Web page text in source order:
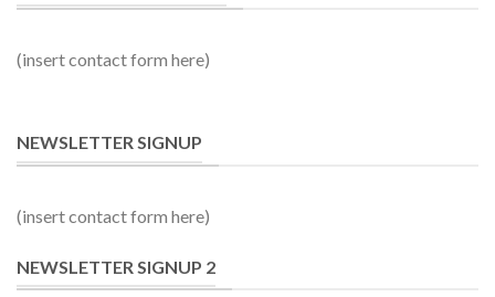
(insert contact form here)
NEWSLETTER SIGNUP
(insert contact form here)
NEWSLETTER SIGNUP 2